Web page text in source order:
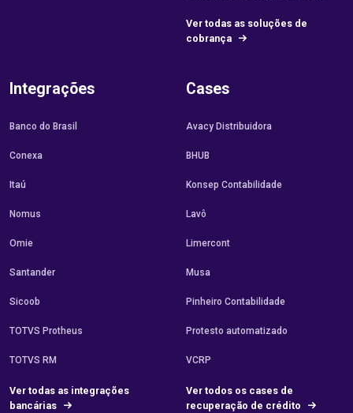
Ver todas as soluções de
cobrança
Integrações
Banco do Brasil
Conexa
Itaú
Nomus
Omie
Santander
Sicoob
TOTVS Protheus
TOTVS RM
Ver todas as integrações
bancárias
Cases
Avacy Distribuidora
BHUB
Konsep Contabilidade
Lavô
Limercont
Musa
Pinheiro Contabilidade
Protesto automatizado
VCRP
Ver todos os cases de
recuperação de crédito